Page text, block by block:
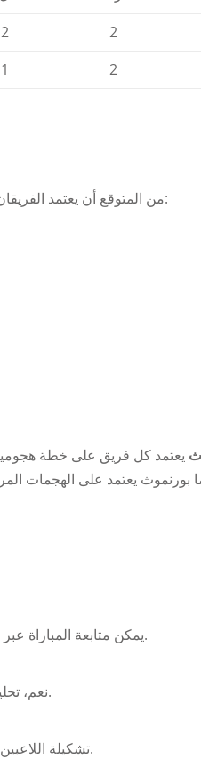
2 2
1 2
من المتوقع أن يعتمد الفريقان على تشكيلة متوازنة تجمع بين القوة الهجومية والصلابة الدفاعية:
يعتمد كل فريق على خطة
بورنموث يعتمد على الهجمات
يمكن متابعة المباراة عبر القنوات الرياضية الرسمية والمنصات الإلكترونية للبث المباشر.
نعم، تحليل الأداء السابق للفريقين يساعد في توقع نقاط القوة والضعف.
تشكيلة اللاعبين تؤثر بشكل كبير على سير المباراة ونجاح التكتيكات المرسومة.